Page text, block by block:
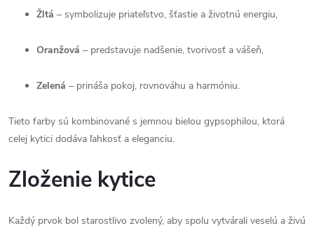
Žltá – symbolizuje priateľstvo, šťastie a životnú energiu,
Oranžová – predstavuje nadšenie, tvorivosť a vášeň,
Zelená – prináša pokoj, rovnováhu a harmóniu.
Tieto farby sú kombinované s jemnou bielou gypsophilou, ktorá
celej kytici dodáva ľahkosť a eleganciu.
Zloženie kytice
Každý prvok bol starostlivo zvolený, aby spolu vytvárali veselú a živú